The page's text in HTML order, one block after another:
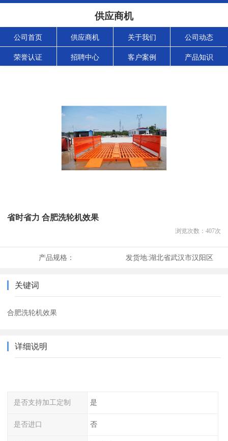
供应商机
公司首页 供应商机 关于我们 公司动态
荣誉认证 招聘中心 客户案例 产品知识
省时省力 合肥洗轮机效果
浏览次数： 407次
产品规格： 发货地:湖北省武汉市汉阳区
关键词
合肥洗轮机效果
详细说明
是否支持加工定制 是
是否进口 否